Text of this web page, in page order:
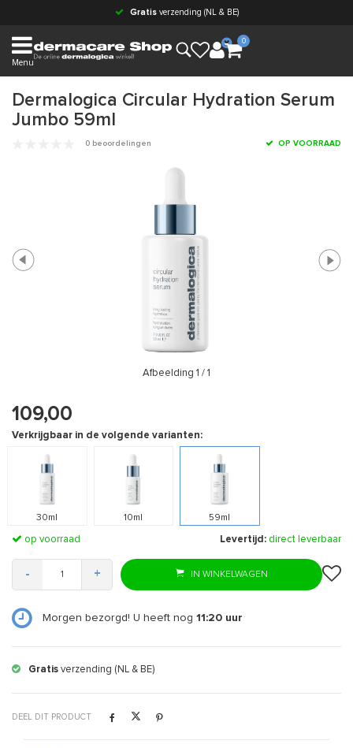
Gratisverzending (NL & BE)
Menu
0
Dermalogica Circular Hydration Serum
Jumbo 59ml
0 beoordelingen OP VOORRAAD
Afbeelding 1 / 1
109,00
Verkrijgbaar in de volgende varianten:
30ml 10ml 59ml
op voorraad Levertijd: direct leverbaar
- + IN WINKELWAGEN
Morgen bezorgd! U heeft nog 11:20 uur
Gratis verzending (NL & BE)
DEEL DIT PRODUCT